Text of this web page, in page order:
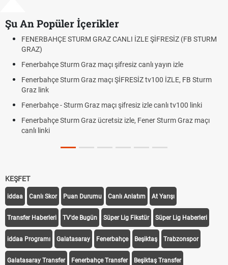
Şu An Popüler İçerikler
STURM GRAZ CANLI İZLE ŞİFRESİZ (FB STURM
Sturm Graz maçı şifresiz canlı yayın izle
Sturm Graz maçı ŞİFRESİZ tv100 İZLE, FB Sturm
- Sturm Graz maçı şifresiz izle canlı tv100 linki
Sturm Graz ücretsiz izle, Fener Sturm Graz maçı
linki
KEŞFET
iddaa Canlı Skor Puan Durumu Canlı Anlatım At Yarışı
Transfer Haberleri TV'de Bugün Süper Lig Fikstür Süper Lig Haberleri
iddaa Programı Galatasaray Fenerbahçe Beşiktaş Trabzonspor